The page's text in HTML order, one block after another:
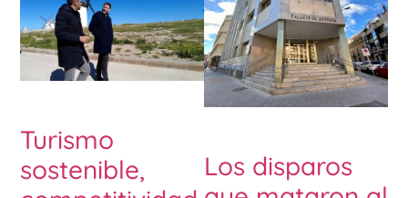
Turismo
sostenible,
Los disparos